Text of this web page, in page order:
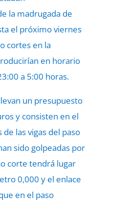
la madrugada de
el próximo viernes
cortes en la
en horario
a 5:00 horas.
un presupuesto
y consisten en el
las vigas del paso
sido golpeadas por
corte tendrá lugar
0,000 y el enlace
en el paso